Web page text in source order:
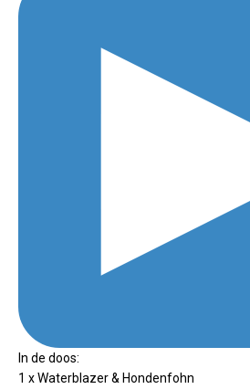
In de doos:
1 x Waterblazer & Hondenfohn